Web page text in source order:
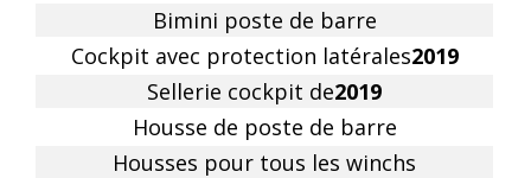
Bimini poste de barre
Cockpit avec protection latérales2019
Sellerie cockpit de2019
Housse de poste de barre
Housses pour tous les winchs